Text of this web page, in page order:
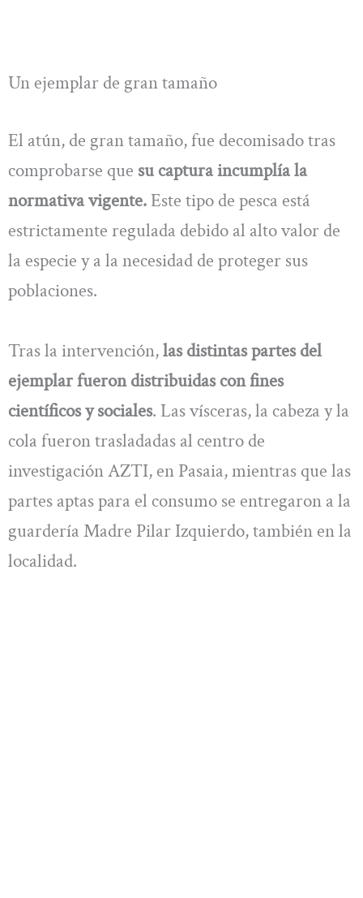
Un ejemplar de gran tamaño
El atún, de gran tamaño, fue decomisado tras
comprobarse que su captura incumplía la
normativa vigente.Este tipo de pesca está
estrictamente regulada debido al alto valor de
la especie y a la necesidad de proteger sus
poblaciones.
Tras la intervención,las distintas partes del
ejemplar fueron distribuidas con fines
científicos y sociales. Las vísceras, la cabeza y la
cola fueron trasladadas al centro de
investigación AZTI, en Pasaia, mientras que las
partes aptas para el consumo se entregaron a la
guardería Madre Pilar Izquierdo, también en la
localidad.